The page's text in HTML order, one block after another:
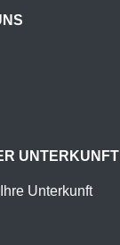
UNTERKUNFT
Unterkunft